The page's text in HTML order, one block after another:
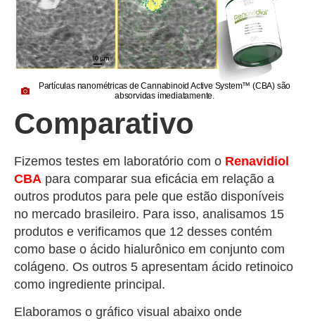
Partículas nanométricas de Cannabinoid Active System™ (CBA) são
absorvidas imediatamente.
Comparativo
Fizemos testes em laboratório com o Renavidiol
CBA para comparar sua eficácia em relação a
outros produtos para pele que estão disponíveis
no mercado brasileiro. Para isso, analisamos 15
produtos e verificamos que 12 desses contém
como base o ácido hialurônico em conjunto com
colágeno. Os outros 5 apresentam ácido retinoico
como ingrediente principal.
Elaboramos o gráfico visual abaixo onde